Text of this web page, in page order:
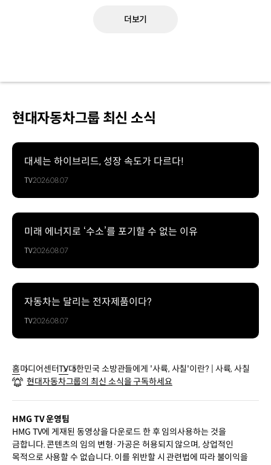
더보기
현대자동차그룹 최신 소식
대세는 하이브리드, 성장 속도가 다르다!
TV2026.08.07
미래 에너지로 ‘수소’를 포기할 수 없는 이유
TV2026.08.07
자동차는 달리는 전자제품이다?
TV2026.08.07
홈미디어센터TV대한민국 소방관들에게 '사륙, 사칠'이란? | 사륙, 사칠
현대자동차그룹의 최신 소식을 구독하세요
HMG TV 운영팀
HMG TV에 게재된 동영상을 다운로드 한 후 임의사용하는 것을
금합니다. 콘텐츠의 임의 변형·가공은 허용되지 않으며, 상업적인
목적으로 사용할 수 없습니다. 이를 위반할 시 관련법에 따라 불이익을